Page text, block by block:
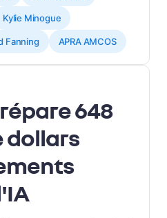
Kylie Minogue
Fanning APRA AMCOS
648
dollars